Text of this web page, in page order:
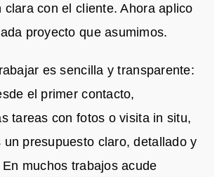
clara con el cliente. Ahora aplico
proyecto que asumimos.
es sencilla y transparente:
el primer contacto,
tareas con fotos o visita in situ,
un presupuesto claro, detallado y
muchos trabajos acude